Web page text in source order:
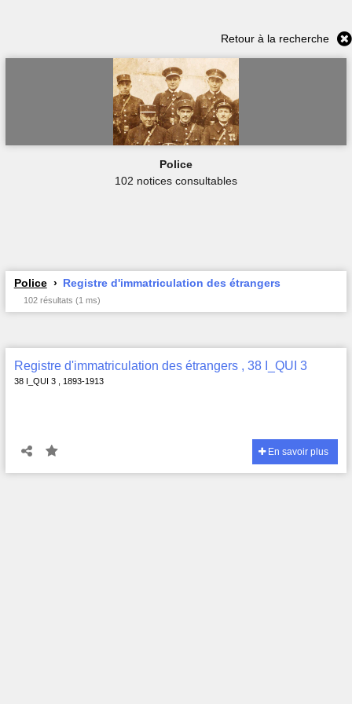
Retour à la recherche
Police
102 notices consultables
Police Registre d'immatriculation des étrangers
102 résultats (1 ms)
Registre d'immatriculation des étrangers , 38 I_QUI 3
38 I_QUI 3 , 1893-1913
En savoir plus